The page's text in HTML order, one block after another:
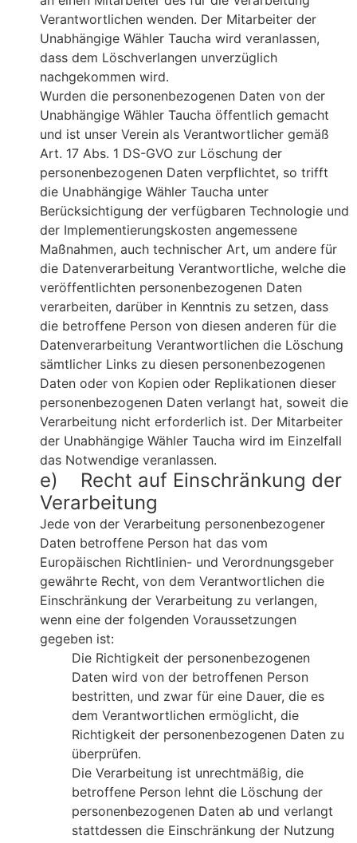
Verantwortlichen wenden. Der Mitarbeiter der
Unabhängige Wähler Taucha wird veranlassen,
dass dem Löschverlangen unverzüglich
nachgekommen wird.
Wurden die personenbezogenen Daten von der
Unabhängige Wähler Taucha öffentlich gemacht
und ist unser Verein als Verantwortlicher gemäß
Art. 17 Abs. 1 DS-GVO zur Löschung der
personenbezogenen Daten verpflichtet, so trifft
die Unabhängige Wähler Taucha unter
Berücksichtigung der verfügbaren Technologie und
der Implementierungskosten angemessene
Maßnahmen, auch technischer Art, um andere für
die Datenverarbeitung Verantwortliche, welche die
veröffentlichten personenbezogenen Daten
verarbeiten, darüber in Kenntnis zu setzen, dass
die betroffene Person von diesen anderen für die
Datenverarbeitung Verantwortlichen die Löschung
sämtlicher Links zu diesen personenbezogenen
Daten oder von Kopien oder Replikationen dieser
personenbezogenen Daten verlangt hat, soweit die
Verarbeitung nicht erforderlich ist. Der Mitarbeiter
der Unabhängige Wähler Taucha wird im Einzelfall
das Notwendige veranlassen.
e) Recht auf Einschränkung der
Verarbeitung
Jede von der Verarbeitung personenbezogener
Daten betroffene Person hat das vom
Europäischen Richtlinien- und Verordnungsgeber
gewährte Recht, von dem Verantwortlichen die
Einschränkung der Verarbeitung zu verlangen,
wenn eine der folgenden Voraussetzungen
gegeben ist:
Die Richtigkeit der personenbezogenen
Daten wird von der betroffenen Person
bestritten, und zwar für eine Dauer, die es
dem Verantwortlichen ermöglicht, die
Richtigkeit der personenbezogenen Daten zu
überprüfen.
Die Verarbeitung ist unrechtmäßig, die
betroffene Person lehnt die Löschung der
personenbezogenen Daten ab und verlangt
stattdessen die Einschränkung der Nutzung